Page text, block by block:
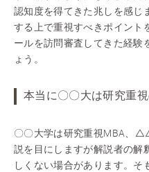
認知度を得てきた兆しを感じ
する上で重視すべきポイント
ールを訪問審査してきた経験
ょう。
本当に〇〇大は研究重視
〇〇大学は研究重視MBA、
説を目にしますが解説者の解
しくない場合があります。そ